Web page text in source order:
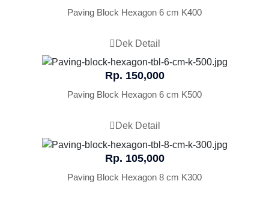
Paving Block Hexagon 6 cm K400
Dek Detail
Rp. 150,000
Paving Block Hexagon 6 cm K500
Dek Detail
Rp. 105,000
Paving Block Hexagon 8 cm K300